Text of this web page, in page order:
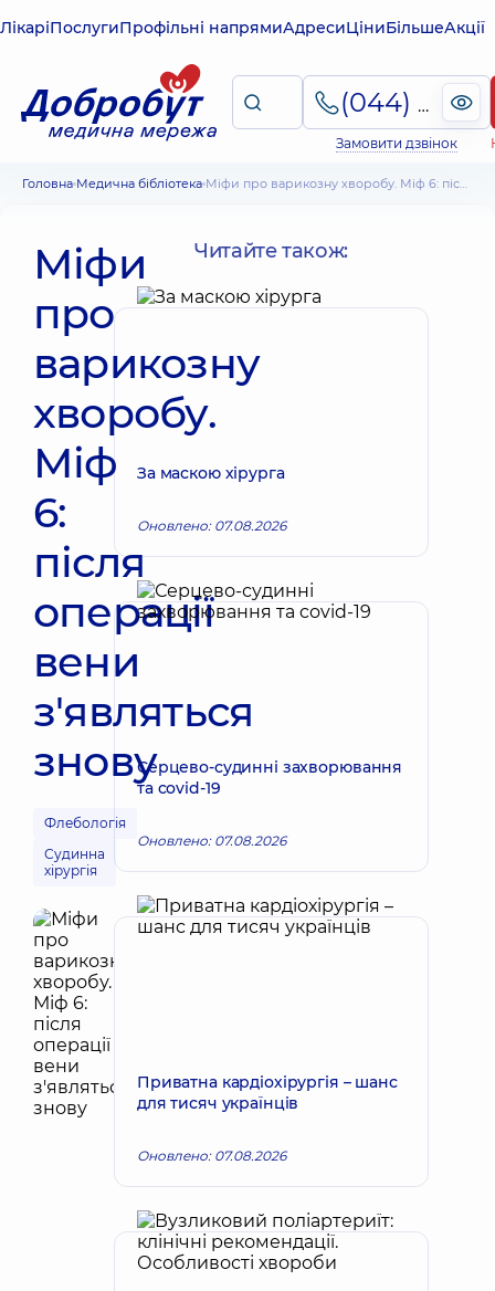
ЛікаріПослугиПрофільні напрямиАдресиЦіниБільшеАкції
(044) 495-2-888
Замовити дзвінок
Головна Медична бібліотека Міфи про варикозну хворобу. Міф 6: після операції вени з'являться знову
Міфи
про
варикозну
хворобу.
Міф
6:
після
операції
вени
з'являться
знову
Флебологія
Судинна
хірургія
Читайте також:
За маскою хірурга
Оновлено: 07.08.2026
Серцево-судинні захворювання
та covid-19
Оновлено: 07.08.2026
Приватна кардіохірургія – шанс
для тисяч українців
Оновлено: 07.08.2026